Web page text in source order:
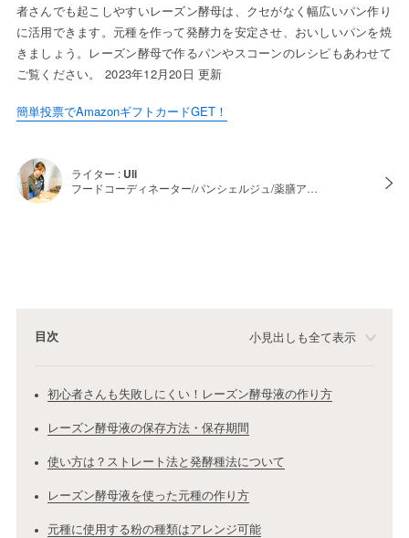
者さんでも起こしやすいレーズン酵母は、クセがなく幅広いパン作り
に活用できます。元種を作って発酵力を安定させ、おいしいパンを焼
きましょう。レーズン酵母で作るパンやスコーンのレシピもあわせて
ご覧ください。 2023年12月20日 更新
簡単投票でAmazonギフトカードGET！
ライター : Uli
フードコーディネーター/パンシェルジュ/薬膳ア…
目次 小見出しも全て表示
初心者さんも失敗しにくい！レーズン酵母液の作り方
レーズン酵母液の保存方法・保存期間
使い方は？ストレート法と発酵種法について
レーズン酵母液を使った元種の作り方
元種に使用する粉の種類はアレンジ可能